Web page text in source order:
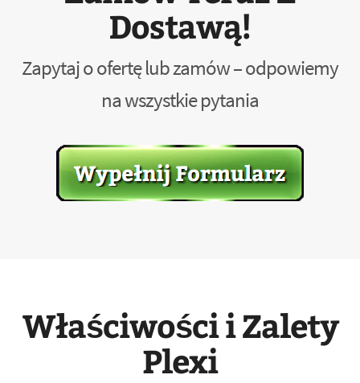
Dostawą!
Zapytaj o ofertę lub zamów – odpowiemy
na wszystkie pytania
Właściwości i Zalety
Plexi